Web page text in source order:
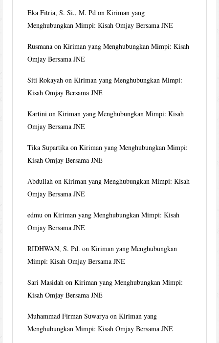
Eka Fitria, S. Si., M. Pd onKiriman yang
Menghubungkan Mimpi: Kisah Omjay Bersama JNE
Rusmana onKiriman yang Menghubungkan Mimpi: Kisah
Omjay Bersama JNE
Siti Rokayah onKiriman yang Menghubungkan Mimpi:
Kisah Omjay Bersama JNE
Kartini onKiriman yang Menghubungkan Mimpi: Kisah
Omjay Bersama JNE
Tika Supartika onKiriman yang Menghubungkan Mimpi:
Kisah Omjay Bersama JNE
Abdullah onKiriman yang Menghubungkan Mimpi: Kisah
Omjay Bersama JNE
edmu onKiriman yang Menghubungkan Mimpi: Kisah
Omjay Bersama JNE
RIDHWAN, S. Pd. onKiriman yang Menghubungkan
Mimpi: Kisah Omjay Bersama JNE
Sari Masidah onKiriman yang Menghubungkan Mimpi:
Kisah Omjay Bersama JNE
Muhammad Firman Suwarya onKiriman yang
Menghubungkan Mimpi: Kisah Omjay Bersama JNE